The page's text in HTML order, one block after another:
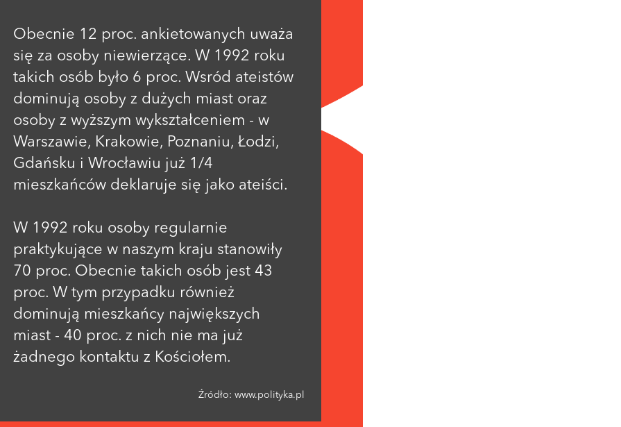
Obecnie 12 proc. ankietowanych uważa
się za osoby niewierzące. W 1992 roku
takich osób było 6 proc. Wsród ateistów
dominują osoby z dużych miast oraz
osoby z wyższym wykształceniem - w
Warszawie, Krakowie, Poznaniu, Łodzi,
Gdańsku i Wrocławiu już 1/4
mieszkańców deklaruje się jako ateiści.
W 1992 roku osoby regularnie
praktykujące w naszym kraju stanowiły
70 proc. Obecnie takich osób jest 43
proc. W tym przypadku również
dominują mieszkańcy największych
miast - 40 proc. z nich nie ma już
żadnego kontaktu z Kościołem.
Źródło: www.polityka.pl